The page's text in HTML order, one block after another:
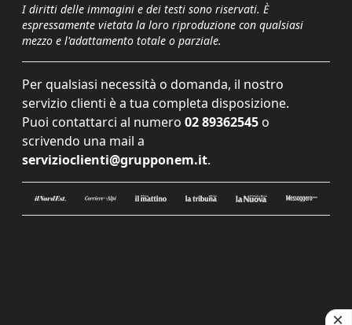
I diritti delle immagini e dei testi sono riservati. È
espressamente vietata la loro riproduzione con qualsiasi
mezzo e l'adattamento totale o parziale.
Per qualsiasi necessità o domanda, il nostro
servizio clienti è a tua completa disposizione.
Puoi contattarci al numero 02 89362545 o
scrivendo una mail a
servizioclienti@grupponem.it.